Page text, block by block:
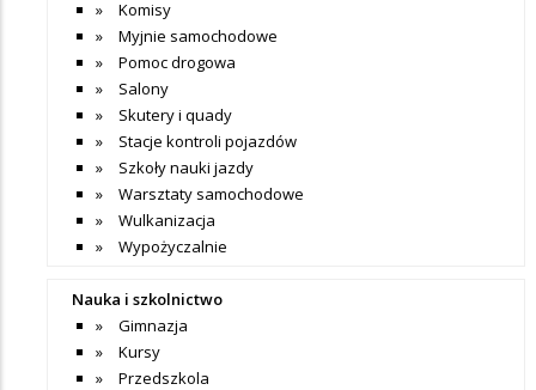
Komisy
Myjnie samochodowe
Pomoc drogowa
Salony
Skutery i quady
Stacje kontroli pojazdów
Szkoły nauki jazdy
Warsztaty samochodowe
Wulkanizacja
Wypożyczalnie
Nauka i szkolnictwo
Gimnazja
Kursy
Przedszkola